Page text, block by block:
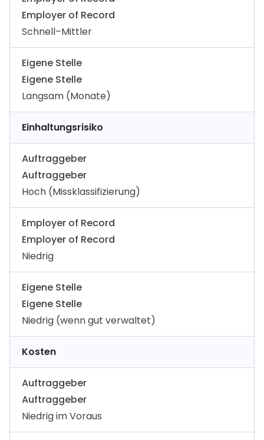
Employer of Record
Schnell–Mittler
Eigene Stelle
Eigene Stelle
Langsam (Monate)
Einhaltungsrisiko
Auftraggeber
Auftraggeber
Hoch (Missklassifizierung)
Employer of Record
Employer of Record
Niedrig
Eigene Stelle
Eigene Stelle
Niedrig (wenn gut verwaltet)
Kosten
Auftraggeber
Auftraggeber
Niedrig im Voraus